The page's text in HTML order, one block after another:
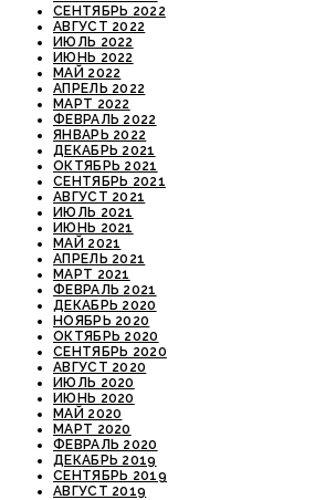
СЕНТЯБРЬ 2022
АВГУСТ 2022
ИЮЛЬ 2022
ИЮНЬ 2022
МАЙ 2022
АПРЕЛЬ 2022
МАРТ 2022
ФЕВРАЛЬ 2022
ЯНВАРЬ 2022
ДЕКАБРЬ 2021
ОКТЯБРЬ 2021
СЕНТЯБРЬ 2021
АВГУСТ 2021
ИЮЛЬ 2021
ИЮНЬ 2021
МАЙ 2021
АПРЕЛЬ 2021
МАРТ 2021
ФЕВРАЛЬ 2021
ДЕКАБРЬ 2020
НОЯБРЬ 2020
ОКТЯБРЬ 2020
СЕНТЯБРЬ 2020
АВГУСТ 2020
ИЮЛЬ 2020
ИЮНЬ 2020
МАЙ 2020
МАРТ 2020
ФЕВРАЛЬ 2020
ДЕКАБРЬ 2019
СЕНТЯБРЬ 2019
АВГУСТ 2019